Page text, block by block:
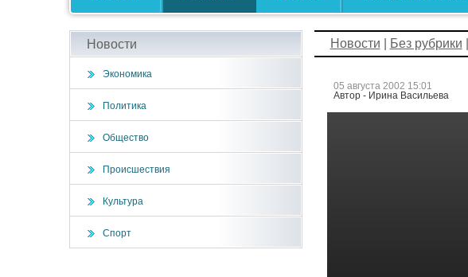
Новости
Экономика
Политика
Общество
Происшествия
Культура
Спорт
Новости Без рубрики
05 августа 2002 15:01
Автор - Ирина Васильева